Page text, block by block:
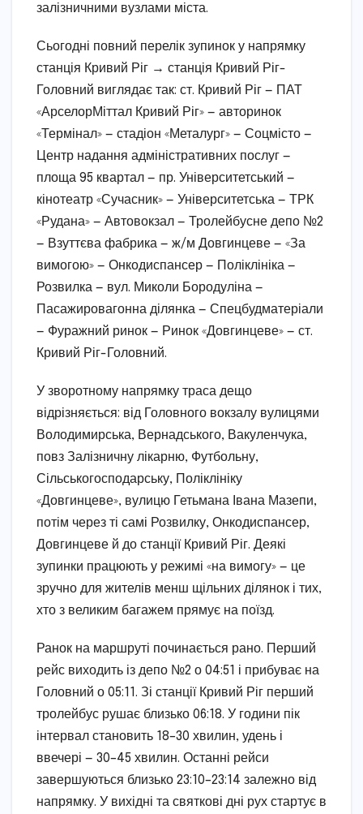
залізничними вузлами міста.
Сьогодні повний перелік зупинок у напрямку
станція Кривий Ріг → станція Кривий Ріг-
Головний виглядає так: ст. Кривий Ріг — ПАТ
«АрселорМіттал Кривий Ріг» — авторинок
«Термінал» — стадіон «Металург» — Соцмісто —
Центр надання адміністративних послуг —
площа 95 квартал — пр. Університетський —
кінотеатр «Сучасник» — Університетська — ТРК
«Рудана» — Автовокзал — Тролейбусне депо №2
— Взуттєва фабрика — ж/м Довгинцеве — «За
вимогою» — Онкодиспансер — Поліклініка —
Розвилка — вул. Миколи Бородуліна —
Пасажировагонна ділянка — Спецбудматеріали
— Фуражний ринок — Ринок «Довгинцеве» — ст.
Кривий Ріг-Головний.
У зворотному напрямку траса дещо
відрізняється: від Головного вокзалу вулицями
Володимирська, Вернадського, Вакуленчука,
повз Залізничну лікарню, Футбольну,
Сільськогосподарську, Поліклініку
«Довгинцеве», вулицю Гетьмана Івана Мазепи,
потім через ті самі Розвилку, Онкодиспансер,
Довгинцеве й до станції Кривий Ріг. Деякі
зупинки працюють у режимі «на вимогу» — це
зручно для жителів менш щільних ділянок і тих,
хто з великим багажем прямує на поїзд.
Ранок на маршруті починається рано. Перший
рейс виходить із депо №2 о 04:51 і прибуває на
Головний о 05:11. Зі станції Кривий Ріг перший
тролейбус рушає близько 06:18. У години пік
інтервал становить 18–30 хвилин, удень і
ввечері — 30–45 хвилин. Останні рейси
завершуються близько 23:10–23:14 залежно від
напрямку. У вихідні та святкові дні рух стартує в